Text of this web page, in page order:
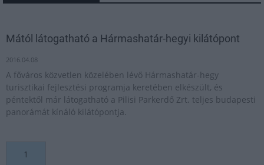
Mától látogatható a Hármashatár-hegyi kilátópont
2016.04.08
A főváros közvetlen közelében lévő Hármashatár-hegy
turisztikai fejlesztési programja keretében elkészült, és
péntektől már látogatható a Pilisi Parkerdő Zrt. teljes budapesti
panorámát kínáló kilátópontja.
1